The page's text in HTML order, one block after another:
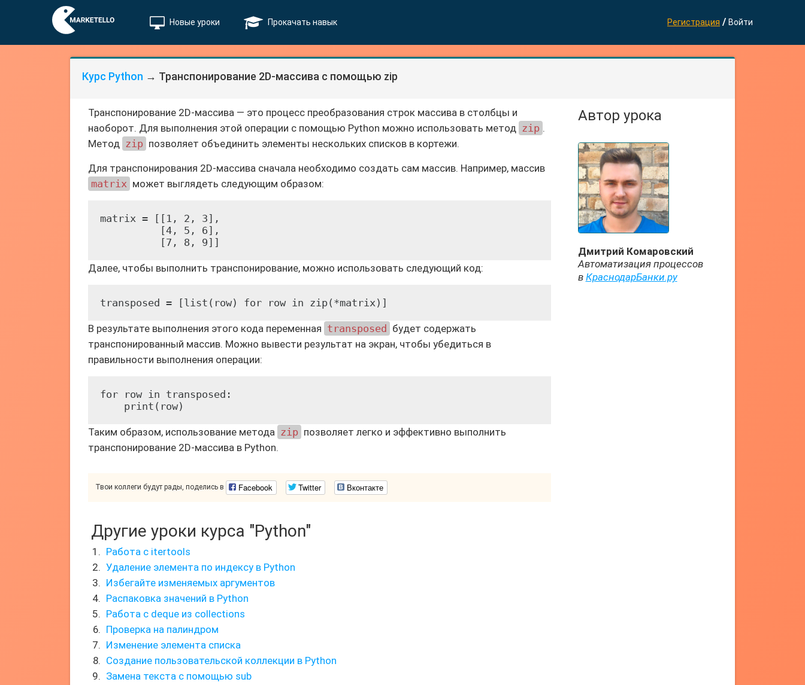
Новые уроки Прокачать навык Регистрация / Войти
Курс Python → Транспонирование 2D-массива с помощью zip
Транспонирование 2D-массива — это процесс преобразования строк массива в столбцы и
наоборот. Для выполнения этой операции с помощью Python можно использовать метод zip .
Метод zip позволяет объединить элементы нескольких списков в кортежи.
Для транспонирования 2D-массива сначала необходимо создать сам массив. Например, массив
matrix может выглядеть следующим образом:
matrix = [[1, 2, 3],
          [4, 5, 6],
          [7, 8, 9]]
Далее, чтобы выполнить транспонирование, можно использовать следующий код:
transposed = [list(row) for row in zip(*matrix)]
В результате выполнения этого кода переменная transposed
будет содержать
транспонированный массив. Можно вывести результат на экран, чтобы убедиться в
правильности выполнения операции:
for row in transposed:
    print(row)
Таким образом, использование метода zip позволяет легко и эффективно выполнить
транспонирование 2D-массива в Python.
Твои коллеги будут рады, поделись в Facebook Twitter Вконтакте
Автор урока
Дмитрий Комаровский
Автоматизация процессов
в КраснодарБанки.ру
Другие уроки курса "Python"
Работа с itertools
Удаление элемента по индексу в Python
Избегайте изменяемых аргументов
Распаковка значений в Python
Работа с deque из collections
Проверка на палиндром
Изменение элемента списка
Создание пользовательской коллекции в Python
Замена текста с помощью sub